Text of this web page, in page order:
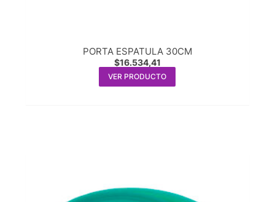
PORTA ESPATULA 30CM
$16.534,41
VER PRODUCTO